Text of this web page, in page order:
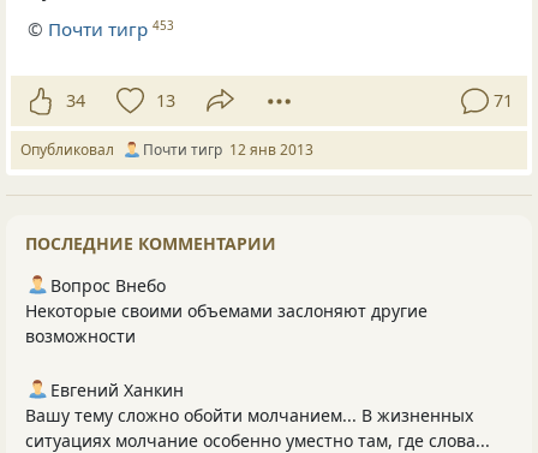
© Почти тигр 453
34 13 71
Опубликовал Почти тигр 12 янв 2013
ПОСЛЕДНИЕ КОММЕНТАРИИ
Вопрос Внебо
Некоторые своими объемами заслоняют другие
возможности
Евгений Ханкин
Вашу тему сложно обойти молчанием... В жизненных
ситуациях молчание особенно уместно там, где слова...